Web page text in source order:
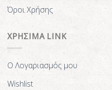
Όροι Χρήσης
ΧΡΗΣΙΜΑ LINK
Ο Λογαριασμός μου
Wishlist